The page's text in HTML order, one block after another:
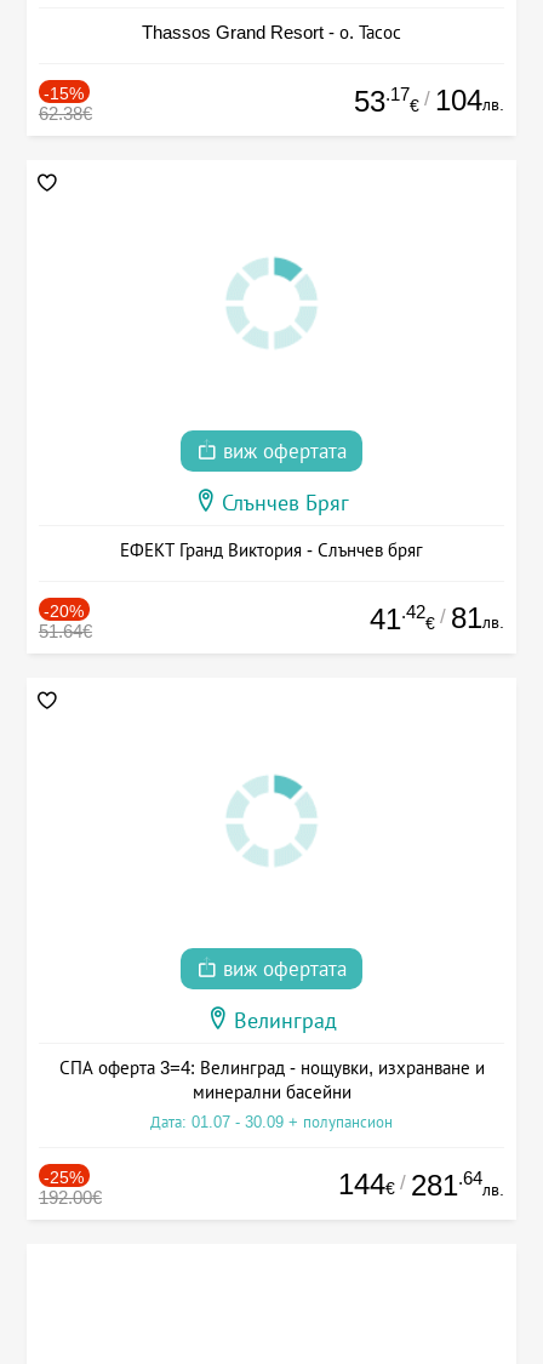
Thassos Grand Resort - о. Тасос
-15%
62.38€ 53.17
€ / 104лв.
виж офертата
Слънчев Бряг
ЕФЕКТ Гранд Виктория - Слънчев бряг
-20%
51.64€ 41.42
€ / 81лв.
виж офертата
Велинград
СПА оферта 3=4: Велинград - нощувки, изхранване и
минерални басейни
Дата: 01.07 - 30.09 + полупансион
-25%
192.00€ 144€ / 281.64
лв.